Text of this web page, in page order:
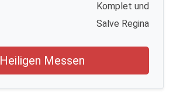
Komplet und
Salve Regina
Heiligen Messen